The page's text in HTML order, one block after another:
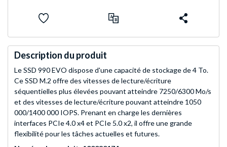
Description du produit
Le SSD 990 EVO dispose d'une capacité de stockage de 4 To.
Ce SSD M.2 offre des vitesses de lecture/écriture
séquentielles plus élevées pouvant atteindre 7250/6300 Mo/s
et des vitesses de lecture/écriture pouvant atteindre 1050
000/1400 000 IOPS. Prenant en charge les dernières
interfaces PCIe 4.0 x4 et PCIe 5.0 x2, il offre une grande
flexibilité pour les tâches actuelles et futures.